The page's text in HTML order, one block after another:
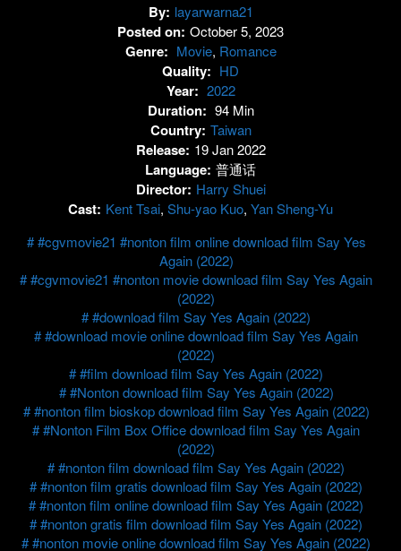
By: layarwarna21
Posted on: October 5, 2023
Genre: Movie, Romance
Quality: HD
Year: 2022
Duration: 94 Min
Country: Taiwan
Release: 19 Jan 2022
Language: 普通话
Director: Harry Shuei
Cast: Kent Tsai, Shu-yao Kuo, Yan Sheng-Yu
#cgvmovie21 #nonton film online download film Say Yes
Again (2022)
#cgvmovie21 #nonton movie download film Say Yes Again
(2022)
#download film Say Yes Again (2022)
#download movie online download film Say Yes Again
(2022)
#film download film Say Yes Again (2022)
#Nonton download film Say Yes Again (2022)
#nonton film bioskop download film Say Yes Again (2022)
#Nonton Film Box Office download film Say Yes Again
(2022)
#nonton film download film Say Yes Again (2022)
#nonton film gratis download film Say Yes Again (2022)
#nonton film online download film Say Yes Again (2022)
#nonton gratis film download film Say Yes Again (2022)
#nonton movie online download film Say Yes Again (2022)